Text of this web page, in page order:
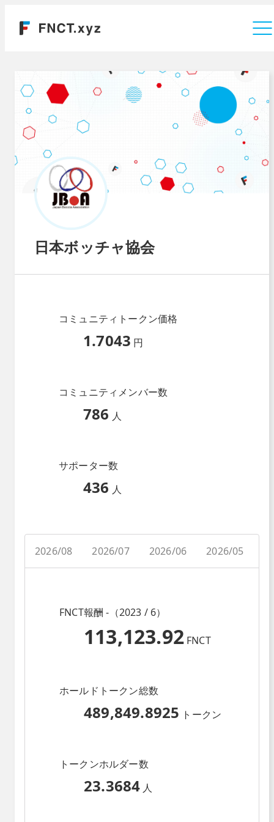
日本ボッチャ協会
コミュニティトークン価格
1.7043 円
コミュニティメンバー数
786 人
サポーター数
436 人
2026/08 2026/07 2026/06 2026/05
FNCT報酬 -（2023 / 6）
113,123.92 FNCT
ホールドトークン総数
489,849.8925 トークン
トークンホルダー数
23.3684 人